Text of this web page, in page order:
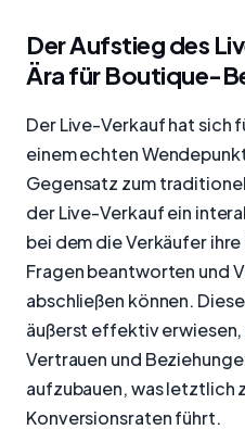
Der Aufstieg des
Ära für Boutique-
Der Live-Verkauf hat sich
einem echten
Gegensatz zum
der Live-Verkauf ein
bei dem die Verkäufer
Fragen beantworten und
abschließen können.
äußerst effektiv erwiesen,
Vertrauen und
aufzubauen, was letztlich
Konversionsraten führt.